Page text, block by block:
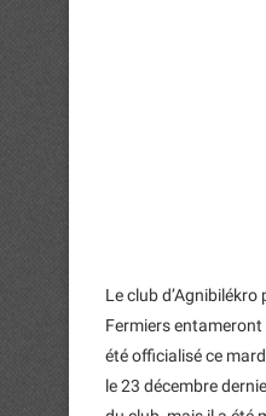
Le club
Fermiers entameront
été officialisé ce
le 23 décembre